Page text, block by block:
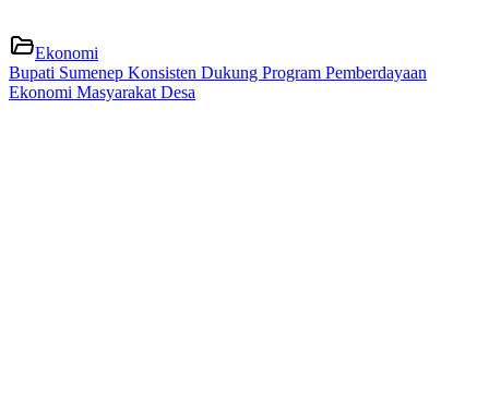
Ekonomi
Bupati Sumenep Konsisten Dukung Program Pemberdayaan
Ekonomi Masyarakat Desa